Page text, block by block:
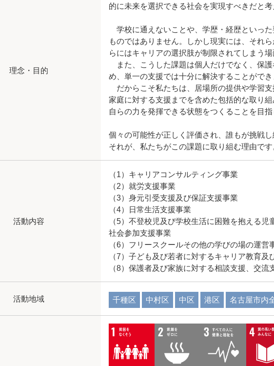
理念・目的
的に未来を選択できる社会を実現すべきだと考
学校に通えないことや、学歴・経歴といっ
ものではありません。しかし現実には、それ
らにはキャリアの選択肢が制限されてしまう場
また、こうした課題は個人だけでなく、保
め、単一の支援では十分に解決することができ
だからこそ私たちは、居場所の提供や学習
家庭に対する支援までを含めた包括的な取り
自らの力を発揮できる状態をつくることを目指
個々の可能性が正しく評価され、誰もが挑戦
それが、私たちがこの課題に取り組む理由です
活動内容
（1）キャリアコンサルティング事業
（2）就労支援事業
（3）身元引受支援及び保証支援事業
（4）日常生活支援事業
（5）不登校児及び学校生活に困難を抱える
社会参加支援事業
（6）フリースクールその他の学びの場の運営
（7）子ども及び若者に対するキャリア教育及
（8）保護者及び家族に対する相談支援、交
活動地域 千種区 中村区 中区 港区 名古屋市内